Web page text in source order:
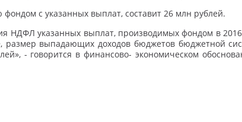
с указанных выплат, составит 26 млн рублей.
НДФЛ указанных выплат, производимых фондом в 2016
размер выпадающих доходов бюджетов бюджетной
- говорится в финансово- экономическом